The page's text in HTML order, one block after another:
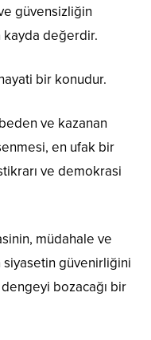
güvensizliğin
kayda değerdir.
bir konudur.
ve kazanan
en ufak bir
ve demokrasi
müdahale ve
siyasetin güvenirliğini
bozacağı bir